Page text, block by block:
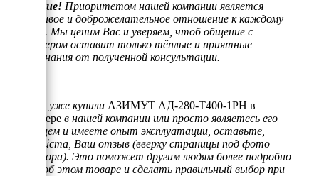
Внимание! Приоритетом нашей компании является
отзывчивое и доброжелательное отношение к каждому
клиенту. Мы ценим Вас и уверяем, чтоб общение с
менеджером оставит только тёплые и приятные
воспоминания от полученной консультации.
Если Вы уже купили АЗИМУТ АД-280-Т400-1РН в
контейнере в нашей компании или просто являетесь его
владельцем и имеете опыт эксплуатации, оставьте,
пожалуйста, Ваш отзыв (вверху страницы под фото
генератора). Это поможет другим людям более подробно
узнать об этом товаре и сделать правильный выбор при